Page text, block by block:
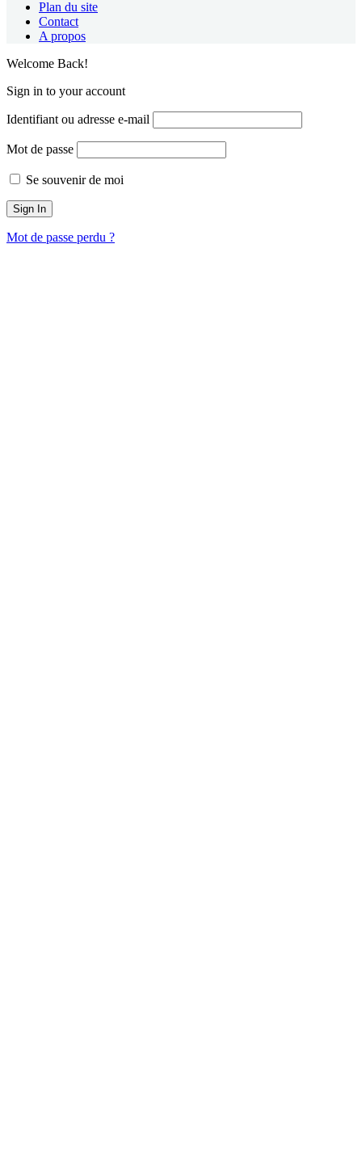
Plan du site
Contact
A propos
Welcome Back!
Sign in to your account
Identifiant ou adresse e-mail
Mot de passe
Se souvenir de moi
Mot de passe perdu ?